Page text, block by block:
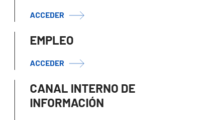
ACCEDER
EMPLEO
ACCEDER
CANAL INTERNO DE
INFORMACIÓN